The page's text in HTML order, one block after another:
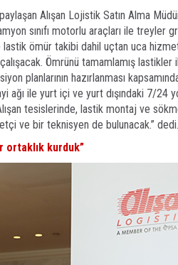
Alışan Lojistik Satın Alma
sınıfı motorlu araçları ile treyler
ömür takibi dahil uçtan uca
Ömrünü tamamlamış lastikler
planlarının hazırlanması
ağı ile yurt içi ve yurt dışındaki 7/24
tesislerinde, lastik montaj ve
ve bir teknisyen de bulunacak.” dedi.
ortaklık kurduk”